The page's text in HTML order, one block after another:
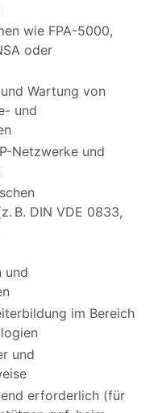
wie FPA-5000,
oder
Wartung von
und
Netzwerke und
B. DIN VDE 0833,
und
im Bereich
und
erforderlich (für